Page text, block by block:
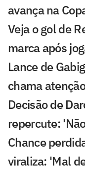
avança na
Veja o gol de
marca após
Lance de
chama
Decisão de
repercute:
Chance
viraliza: 'Mal